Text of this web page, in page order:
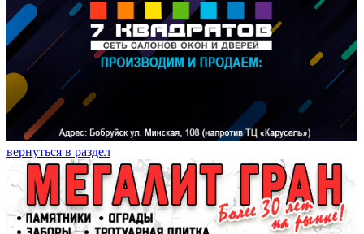
вернуться в раздел